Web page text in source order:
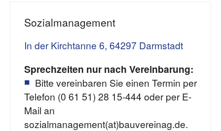
Sozialmanagement
In der Kirchtanne 6, 64297 Darmstadt
Sprechzeiten nur nach Vereinbarung:
Bitte vereinbaren Sie einen Termin per
Telefon (0 61 51) 28 15-444 oder per E-
Mail an
sozialmanagement(at)bauvereinag.de.